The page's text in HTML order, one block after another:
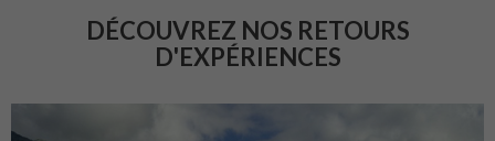
DÉCOUVREZ NOS RETOURS
D'EXPÉRIENCES